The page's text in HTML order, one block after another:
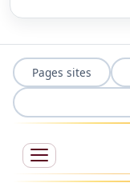
Pages sites